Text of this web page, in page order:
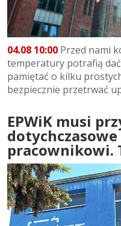
04.08 10:00 Przed nami
temperatury potrafią
pamiętać o kilku
bezpiecznie przetrwać
EPWiK musi
pracownikowi.